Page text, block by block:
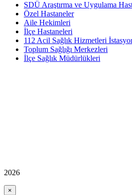
SDÜ Araştırma ve Uygulama
Özel Hastaneler
Aile Hekimleri
İlçe Hastaneleri
112 Acil Sağlık Hizmetleri
Toplum Sağlığı Merkezleri
İlçe Sağlık Müdürlükleri
2026
×